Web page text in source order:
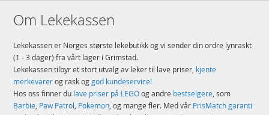
Om Lekekassen
Lekekassen er Norges største lekebutikk og vi sender din ordre lynraskt
(1 - 3 dager) fra vårt lager i Grimstad.
Lekekassen tilbyr et stort utvalg av leker til lave priser, kjente
merkevarerog rask oggod kundeservice!
Hos oss finner du lave priser på LEGOog andre bestselgere, som
Barbie, Paw Patrol, Pokemon, og mange fler. Med vår PrisMatch garanti